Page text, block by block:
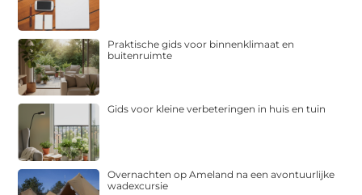
Praktische gids voor binnenklimaat en
buitenruimte
Gids voor kleine verbeteringen in huis en tuin
Overnachten op Ameland na een avontuurlijke
wadexcursie